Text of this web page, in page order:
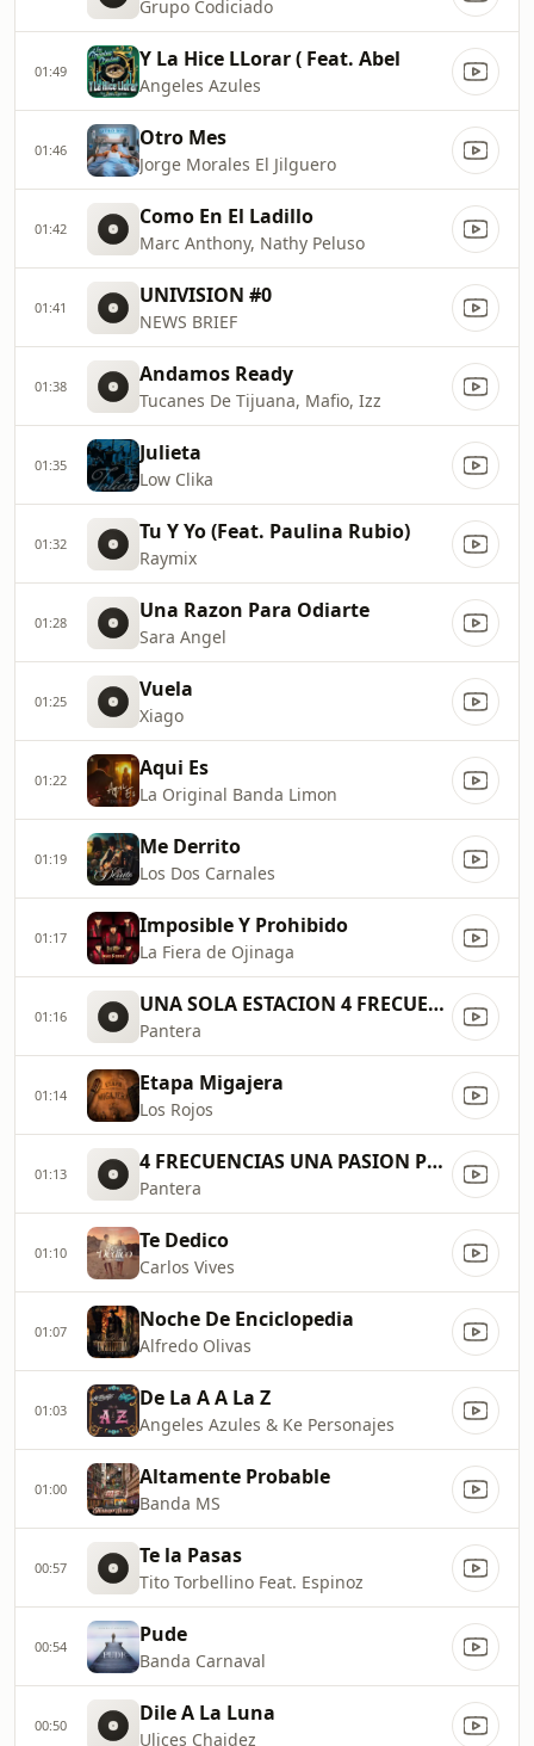
Grupo Codiciado
01:49 Y La Hice LLorar ( Feat. Abel
Angeles Azules
01:46 Otro Mes
Jorge Morales El Jilguero
01:42 Como En El Ladillo
Marc Anthony, Nathy Peluso
01:41 UNIVISION #0
NEWS BRIEF
01:38 Andamos Ready
Tucanes De Tijuana, Mafio, Izz
01:35 Julieta
Low Clika
01:32 Tu Y Yo (Feat. Paulina Rubio)
Raymix
01:28 Una Razon Para Odiarte
Sara Angel
01:25 Vuela
Xiago
01:22 Aqui Es
La Original Banda Limon
01:19 Me Derrito
Los Dos Carnales
01:17 Imposible Y Prohibido
La Fiera de Ojinaga
01:16 UNA SOLA ESTACION 4 FRECUENCIA
Pantera
01:14 Etapa Migajera
Los Rojos
01:13 4 FRECUENCIAS UNA PASION POR L
Pantera
01:10 Te Dedico
Carlos Vives
01:07 Noche De Enciclopedia
Alfredo Olivas
01:03 De La A A La Z
Angeles Azules & Ke Personajes
01:00 Altamente Probable
Banda MS
00:57 Te la Pasas
Tito Torbellino Feat. Espinoz
00:54 Pude
Banda Carnaval
00:50 Dile A La Luna
Ulices Chaidez